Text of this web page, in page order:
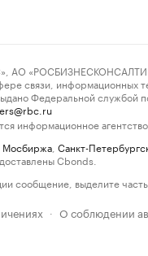
«РОСБИЗНЕСКОНСАЛТИНГ»,
связи, информационных
Федеральной службой
информационное агентство
Мосбиржа Санкт-
Cbonds.
сообщение, выделите
· О соблюдении